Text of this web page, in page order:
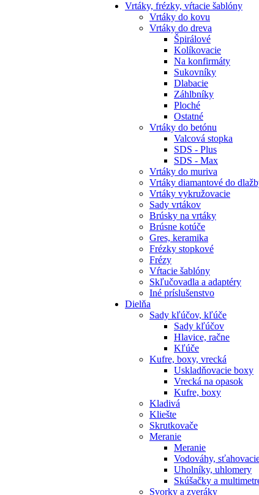
Vrtáky, frézky, vŕtacie šablóny
Vrtáky do kovu
Vrtáky do dreva
Špirálové
Kolíkovacie
Na konfirmáty
Sukovníky
Dlabacie
Záhlbníky
Ploché
Ostatné
Vrtáky do betónu
Valcová stopka
SDS - Plus
SDS - Max
Vrtáky do muriva
Vrtáky diamantové do
Vrtáky vykružovacie
Sady vrtákov
Brúsky na vrtáky
Brúsne kotúče
Gres, keramika
Frézky stopkové
Frézy
Vŕtacie šablóny
Skľučovadla a adaptéry
Iné príslušenstvo
Dielňa
Sady kľúčov, kľúče
Sady kľúčov
Hlavice, račne
Kľúče
Kufre, boxy, vrecká
Uskladňovacie boxy
Vrecká na opasok
Kufre, boxy
Kladivá
Kliešte
Skrutkovače
Meranie
Meranie
Vodováhy,
Uholníky, uhlomery
Skúšačky a
Svorky a zveráky